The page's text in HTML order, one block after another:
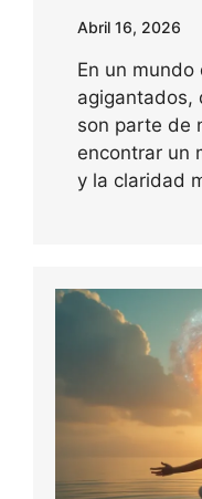
Abril 16, 2026
En un mundo
agigantados,
son parte de
encontrar un
y la claridad